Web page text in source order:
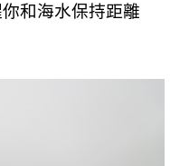
和海水保持距離